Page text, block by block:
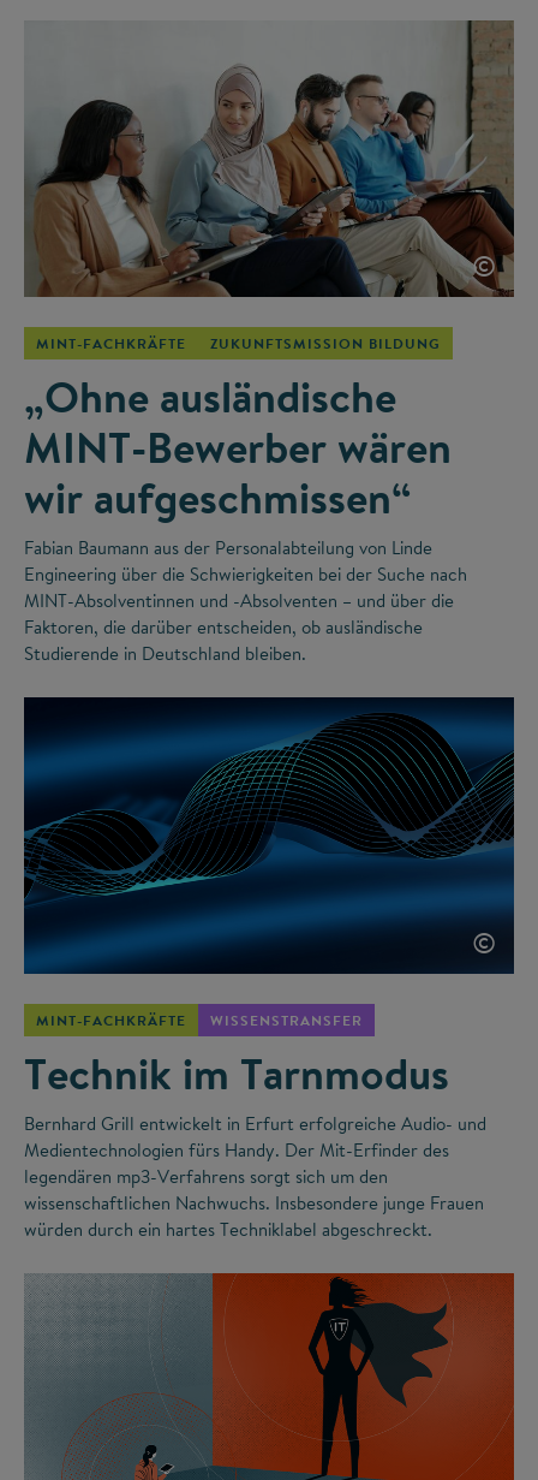
©
MINT-FACHKRÄFTE ZUKUNFTSMISSION BILDUNG
„Ohne ausländische
MINT-Bewerber wären
wir aufgeschmissen“
Fabian Baumann aus der Personalabteilung von Linde
Engineering über die Schwierigkeiten bei der Suche nach
MINT-Absolventinnen und -Absolventen – und über die
Faktoren, die darüber entscheiden, ob ausländische
Studierende in Deutschland bleiben.
©
MINT-FACHKRÄFTE WISSENSTRANSFER
Technik im Tarnmodus
Bernhard Grill entwickelt in Erfurt erfolgreiche Audio- und
Medientechnologien fürs Handy. Der Mit-Erfinder des
legendären mp3-Verfahrens sorgt sich um den
wissenschaftlichen Nachwuchs. Insbesondere junge Frauen
würden durch ein hartes Techniklabel abgeschreckt.